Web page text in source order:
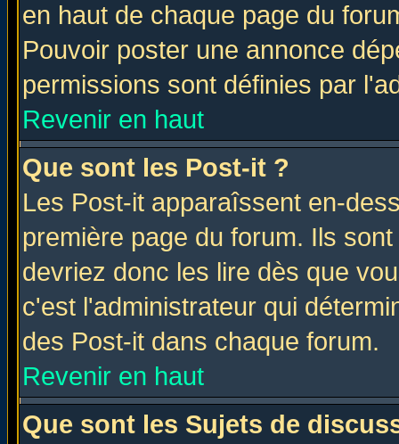
en haut de chaque page du
Pouvoir poster une annonce
permissions sont définies par
Revenir en haut
Que sont les Post-it ?
Les Post-it apparaîssent en-
première page du forum. Ils
devriez donc les lire dès que
c'est l'administrateur qui
des Post-it dans chaque forum.
Revenir en haut
Que sont les Sujets de